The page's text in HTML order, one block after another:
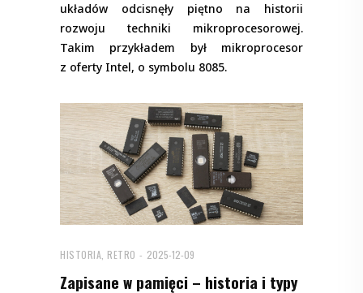
układów odcisnęły piętno na historii
rozwoju techniki mikroprocesorowej.
Takim przykładem był mikroprocesor
z oferty Intel, o symbolu 8085.
HISTORIA, RETRO 2025-12-09
Zapisane w pamięci – historia i typy